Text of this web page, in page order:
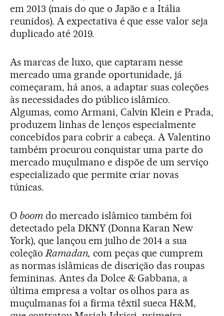
em 2013 (mais do que o Japão e a Itália
reunidos). A expectativa é que esse valor seja
duplicado até 2019.
As marcas de luxo, que captaram nesse
mercado uma grande oportunidade, já
começaram, há anos, a adaptar suas coleções
às necessidades do público islâmico.
Algumas, como Armani, Calvin Klein e Prada,
produzem linhas de lenços especialmente
concebidos para cobrir a cabeça. A Valentino
também procurou conquistar uma parte do
mercado muçulmano e dispõe de um serviço
especializado que permite criar novas
túnicas.
O boomdo mercado islâmico também foi
detectado pela DKNY (Donna Karan New
York), que lançou em julho de 2014 a sua
coleçãoRamadan, com peças que cumprem
as normas islâmicas de discrição das roupas
femininas. Antes da Dolce & Gabbana, a
última empresa a voltar os olhos para as
muçulmanas foi a firma têxtil sueca H&M,